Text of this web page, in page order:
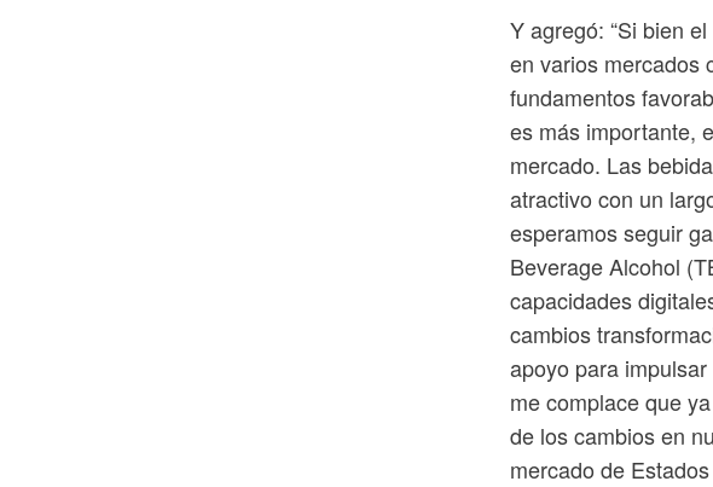
Y agregó: “Si bien
en varios mercados
fundamentos
es más importante,
mercado. Las
atractivo con un
esperamos seguir
Beverage Alcohol
capacidades
cambios
apoyo para
me complace que
de los cambios en
mercado de Estados